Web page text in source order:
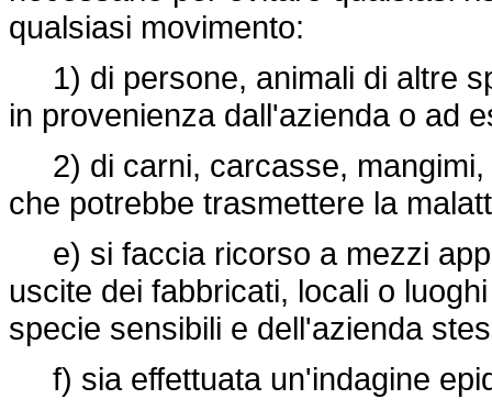
qualsiasi movimento:
1) di persone, animali di altre
in provenienza dall'azienda o ad
2) di carni, carcasse, mangimi,
che potrebbe trasmettere la
e) si faccia ricorso a mezzi
uscite dei fabbricati, locali o
specie sensibili e dell'azienda
f) sia effettuata un'indagine